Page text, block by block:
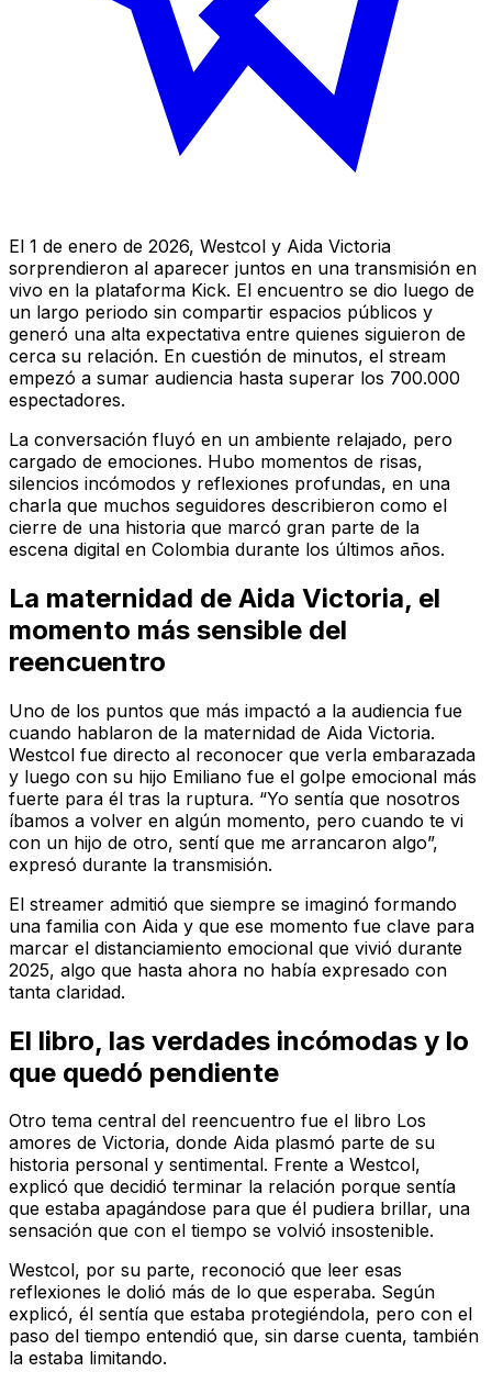
El 1 de enero de 2026, Westcol y Aida Victoria
sorprendieron al aparecer juntos en una transmisión en
vivo en la plataforma Kick. El encuentro se dio luego de
un largo periodo sin compartir espacios públicos y
generó una alta expectativa entre quienes siguieron de
cerca su relación. En cuestión de minutos, el stream
empezó a sumar audiencia hasta superar los 700.000
espectadores.
La conversación fluyó en un ambiente relajado, pero
cargado de emociones. Hubo momentos de risas,
silencios incómodos y reflexiones profundas, en una
charla que muchos seguidores describieron como el
cierre de una historia que marcó gran parte de la
escena digital en Colombia durante los últimos años.
La maternidad de Aida Victoria, el
momento más sensible del
reencuentro
Uno de los puntos que más impactó a la audiencia fue
cuando hablaron de la maternidad de Aida Victoria.
Westcol fue directo al reconocer que verla embarazada
y luego con su hijo Emiliano fue el golpe emocional más
fuerte para él tras la ruptura. “Yo sentía que nosotros
íbamos a volver en algún momento, pero cuando te vi
con un hijo de otro, sentí que me arrancaron algo”,
expresó durante la transmisión.
El streamer admitió que siempre se imaginó formando
una familia con Aida y que ese momento fue clave para
marcar el distanciamiento emocional que vivió durante
2025, algo que hasta ahora no había expresado con
tanta claridad.
El libro, las verdades incómodas y lo
que quedó pendiente
Otro tema central del reencuentro fue el libro Los
amores de Victoria, donde Aida plasmó parte de su
historia personal y sentimental. Frente a Westcol,
explicó que decidió terminar la relación porque sentía
que estaba apagándose para que él pudiera brillar, una
sensación que con el tiempo se volvió insostenible.
Westcol, por su parte, reconoció que leer esas
reflexiones le dolió más de lo que esperaba. Según
explicó, él sentía que estaba protegiéndola, pero con el
paso del tiempo entendió que, sin darse cuenta, también
la estaba limitando.